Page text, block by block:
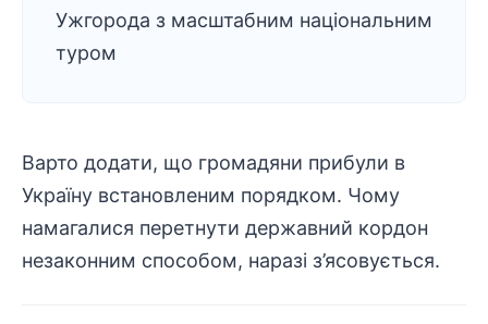
Ужгорода з масштабним національним
туром
Варто додати, що громадяни прибули в
Україну встановленим порядком. Чому
намагалися перетнути державний кордон
незаконним способом, наразі з’ясовується.